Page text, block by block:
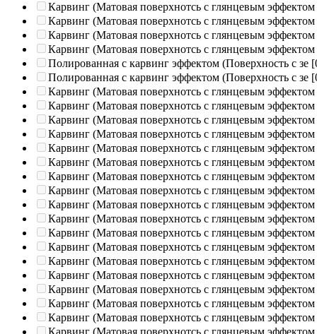
Карвинг (Матовая поверхнотсь с глянцевым эффектом
Карвинг (Матовая поверхнотсь с глянцевым эффектом
Карвинг (Матовая поверхнотсь с глянцевым эффектом
Карвинг (Матовая поверхнотсь с глянцевым эффектом
Полированная c карвинг эффектом (Поверхность с зе
Полированная c карвинг эффектом (Поверхность с зе
Карвинг (Матовая поверхнотсь с глянцевым эффектом
Карвинг (Матовая поверхнотсь с глянцевым эффектом
Карвинг (Матовая поверхнотсь с глянцевым эффектом
Карвинг (Матовая поверхнотсь с глянцевым эффектом
Карвинг (Матовая поверхнотсь с глянцевым эффектом
Карвинг (Матовая поверхнотсь с глянцевым эффектом
Карвинг (Матовая поверхнотсь с глянцевым эффектом
Карвинг (Матовая поверхнотсь с глянцевым эффектом
Карвинг (Матовая поверхнотсь с глянцевым эффектом
Карвинг (Матовая поверхнотсь с глянцевым эффектом
Карвинг (Матовая поверхнотсь с глянцевым эффектом
Карвинг (Матовая поверхнотсь с глянцевым эффектом
Карвинг (Матовая поверхнотсь с глянцевым эффектом
Карвинг (Матовая поверхнотсь с глянцевым эффектом
Карвинг (Матовая поверхнотсь с глянцевым эффектом
Карвинг (Матовая поверхнотсь с глянцевым эффектом
Карвинг (Матовая поверхнотсь с глянцевым эффектом